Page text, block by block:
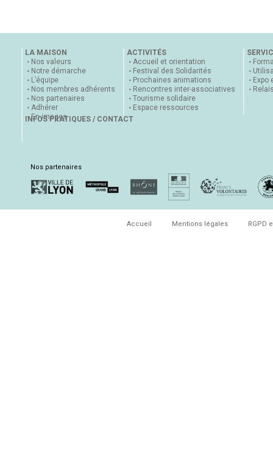
LA MAISON
Nos valeurs
Notre démarche
L’équipe
Nos membres adhérents
Nos partenaires
Adhérer
En images
ACTIVITÉS
Accueil et orientation
Festival des Solidarités
Prochaines animations
Rencontres inter-associatives
Tourisme solidaire
Espace ressources
Expo
INFOS PRATIQUES / CONTACT
Nos partenaires
Accueil Mentions légales RGPD